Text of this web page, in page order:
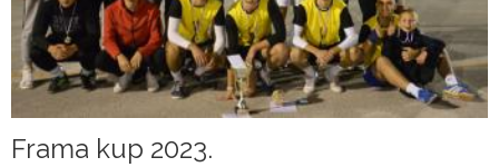
Frama kup 2023.